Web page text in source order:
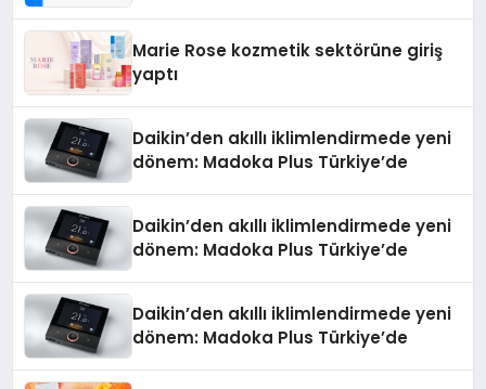
Marie Rose kozmetik sektörüne giriş
yaptı
Daikin’den akıllı iklimlendirmede yeni
dönem: Madoka Plus Türkiye’de
Daikin’den akıllı iklimlendirmede yeni
dönem: Madoka Plus Türkiye’de
Daikin’den akıllı iklimlendirmede yeni
dönem: Madoka Plus Türkiye’de